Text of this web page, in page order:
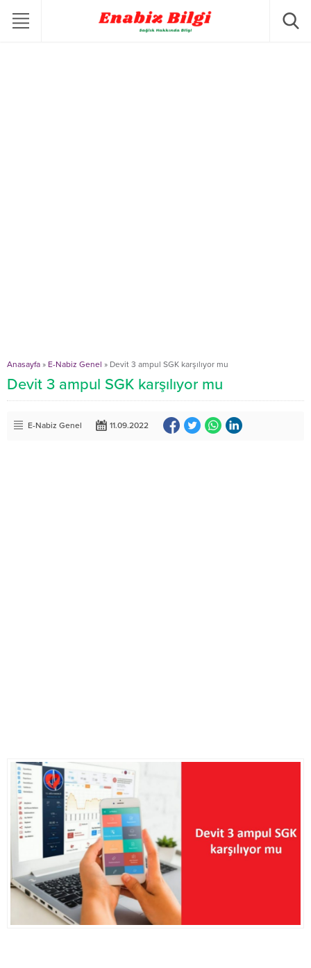
Anasayfa » E-Nabiz Genel » Devit 3 ampul SGK karşılıyor mu
Devit 3 ampul SGK karşılıyor mu
E-Nabiz Genel 11.09.2022